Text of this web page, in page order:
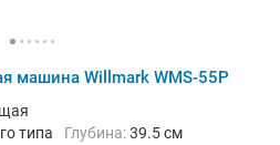
машина Willmark WMS-55P
типа Глубина:39.5 см